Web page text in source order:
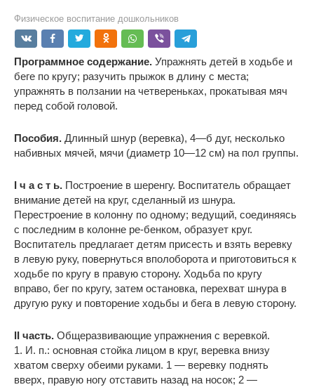
Физическое воспитание дошкольников
Программное содержание. Упражнять детей в ходьбе и
беге по кругу; разучить прыжок в длину с места;
упражнять в ползании на четвереньках, прокатывая мяч
перед собой головой.
Пособия. Длинный шнур (веревка), 4—б дуг, несколько
набивных мячей, мячи (диаметр 10—12 см) на пол группы.
I ч а с т ь. Построение в шеренгу. Воспитатель обращает
внимание детей на круг, сделанный из шнура.
Перестроение в колонну по одному; ведущий, соединяясь
с последним в колонне ре-бенком, образует круг.
Воспитатель предлагает детям присесть и взять веревку
в левую руку, повернуться вполоборота и приготовиться к
ходьбе по кругу в правую сторону. Ходьба по кругу
вправо, бег по кругу, затем остановка, перехват шнура в
другую руку и повторение ходьбы и бега в левую сторону.
II часть. Общеразвивающие упражнения с веревкой.
1. И. п.: основная стойка лицом в круг, веревка внизу
хватом сверху обеими руками. 1 — веревку поднять
вверх, правую ногу отставить назад на носок; 2 —